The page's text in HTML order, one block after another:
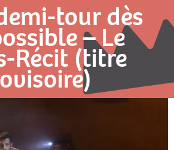
tour dès
– Le
Récit (titre